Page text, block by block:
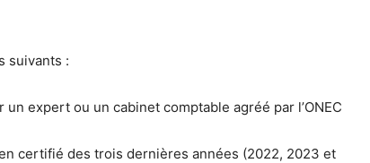
suivants :
expert ou un cabinet comptable agréé par l’ONEC
certifié des trois dernières années (2022, 2023 et